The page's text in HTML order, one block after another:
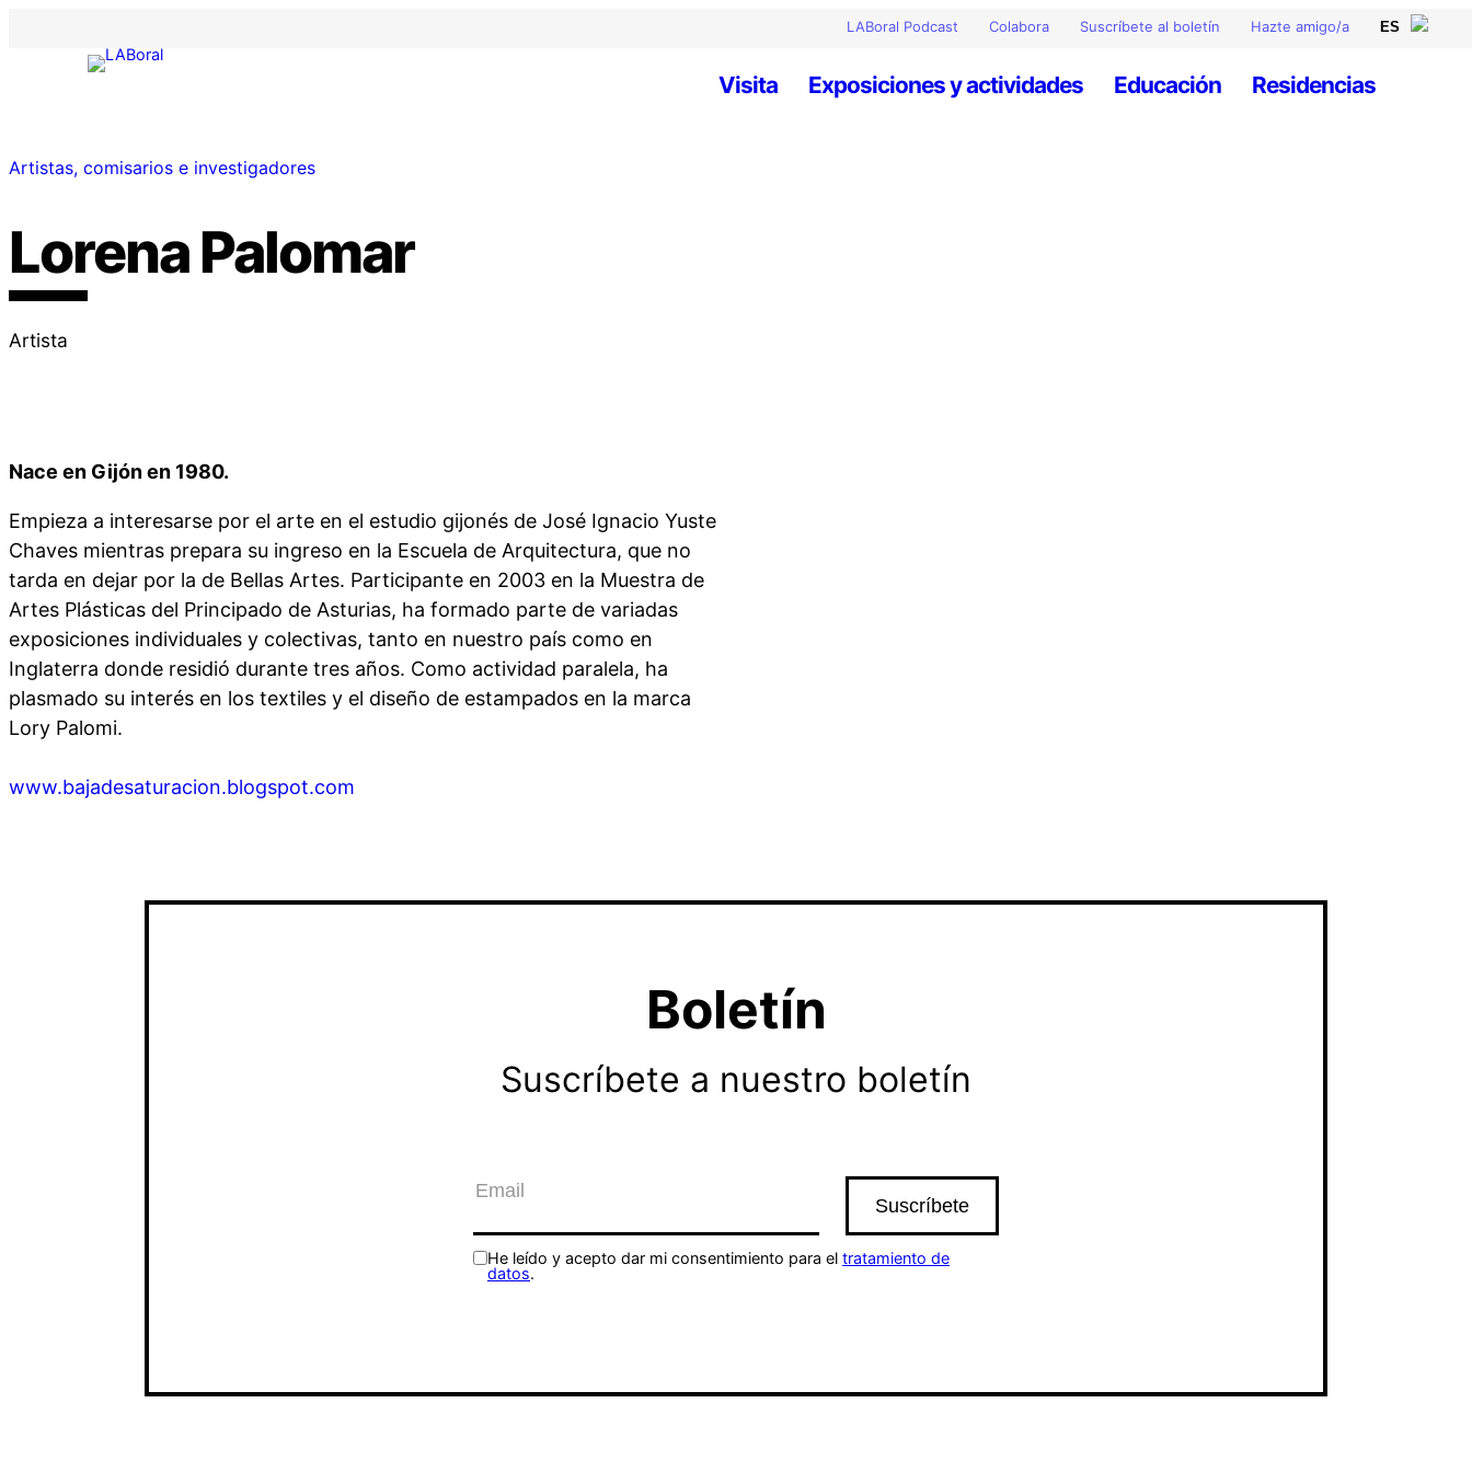
LABoral Podcast Colabora Suscríbete al boletín Hazte amigo/a
Visita Exposiciones y actividades Educación Residencias
Artistas, comisarios e investigadores
Lorena Palomar
Artista
Nace en Gijón en 1980.
Empieza a interesarse por el arte en el estudio gijonés de José Ignacio Yuste
Chaves mientras prepara su ingreso en la Escuela de Arquitectura, que no
tarda en dejar por la de Bellas Artes. Participante en 2003 en la Muestra de
Artes Plásticas del Principado de Asturias, ha formado parte de variadas
exposiciones individuales y colectivas, tanto en nuestro país como en
Inglaterra donde residió durante tres años. Como actividad paralela, ha
plasmado su interés en los textiles y el diseño de estampados en la marca
Lory Palomi.
www.bajadesaturacion.blogspot.com
Boletín
Suscríbete a nuestro boletín
He leído y acepto dar mi consentimiento para el tratamiento de
datos.